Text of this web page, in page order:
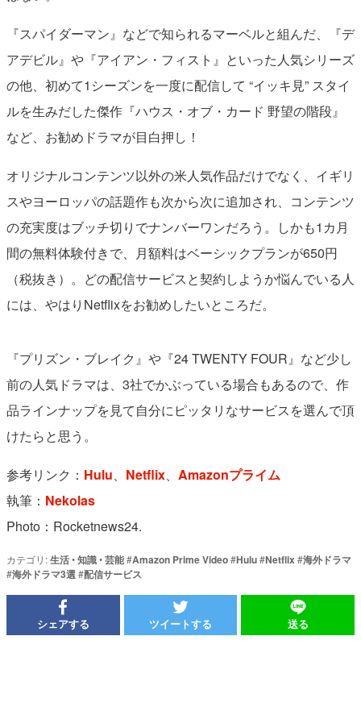
『スパイダーマン』などで知られるマーベルと組んだ、『デ
アデビル』や『アイアン・フィスト』といった人気シリーズ
の他、初めて1シーズンを一度に配信して “イッキ見” スタイ
ルを生みだした傑作『ハウス・オブ・カード 野望の階段』
など、お勧めドラマが目白押し！
オリジナルコンテンツ以外の米人気作品だけでなく、イギリ
スやヨーロッパの話題作も次から次に追加され、コンテンツ
の充実度はブッチ切りでナンバーワンだろう。しかも1カ月
間の無料体験付きで、月額料はベーシックプランが650円
（税抜き）。どの配信サービスと契約しようか悩んでいる人
には、やはりNetflixをお勧めしたいところだ。
『プリズン・ブレイク』や『24 TWENTY FOUR』など少し
前の人気ドラマは、3社でかぶっている場合もあるので、作
品ラインナップを見て自分にピッタリなサービスを選んで頂
けたらと思う。
参考リンク： Hulu、 Netflix、 Amazonプライム
執筆： Nekolas
Photo：Rocketnews24.
カテゴリ:生活•知識•芸能#Amazon Prime Video#Hulu#Netflix #海外ドラマ
#海外ドラマ3選#配信サービス
シェアする ツイートする 送る